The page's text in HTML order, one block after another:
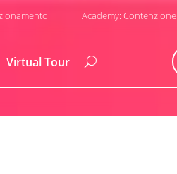
Academy: Contenzione
Virtual Tour